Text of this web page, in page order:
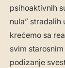
psihoaktivnih
nula” stradalih
krećemo sa
svim
podizanje